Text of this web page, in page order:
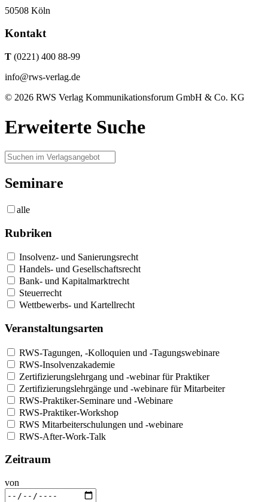
50508 Köln
Kontakt
T (0221) 400 88-99
info@rws-verlag.de
© 2026 RWS Verlag Kommunikationsforum GmbH & Co. KG
Erweiterte Suche
Seminare
alle
Rubriken
Insolvenz- und Sanierungsrecht
Handels- und Gesellschaftsrecht
Bank- und Kapitalmarktrecht
Steuerrecht
Wettbewerbs- und Kartellrecht
Veranstaltungsarten
RWS-Tagungen, -Kolloquien und -Tagungswebinare
RWS-Insolvenzakademie
Zertifizierungslehrgang und -webinar für Praktiker
Zertifizierungslehrgänge und -webinare für Mitarbeiter
RWS-Praktiker-Seminare und -Webinare
RWS-Praktiker-Workshop
RWS Mitarbeiterschulungen und -webinare
RWS-After-Work-Talk
Zeitraum
von